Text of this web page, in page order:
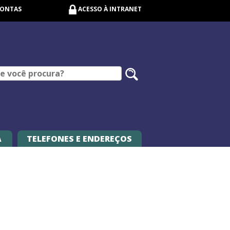
ACESSO À INTRANET
TELEFONES E ENDEREÇOS